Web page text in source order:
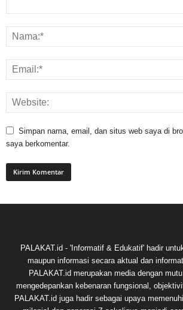
Simpan nama, email, dan situs web saya di
saya berkomentar.
PALAKAT.id - 'Informatif & Edukatif' hadir
maupun informasi secara aktual dan
PALAKAT.id merupakan media dengan
mengedepankan kebenaran fungsional,
PALAKAT.id juga hadir sebagai upaya